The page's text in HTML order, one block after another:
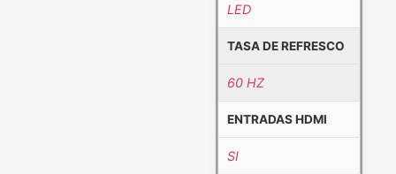
LED
TASA DE REFRESCO
60 HZ
ENTRADAS HDMI
SI